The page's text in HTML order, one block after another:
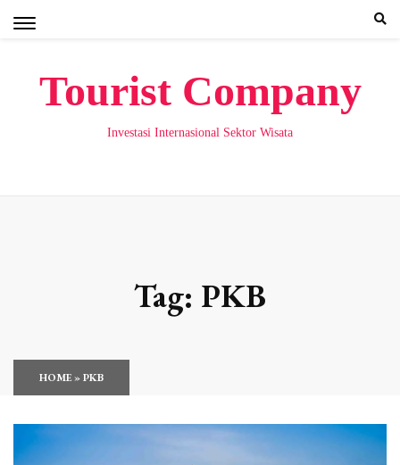
Tourist Company
Investasi Internasional Sektor Wisata
Tag: PKB
HOME»PKB